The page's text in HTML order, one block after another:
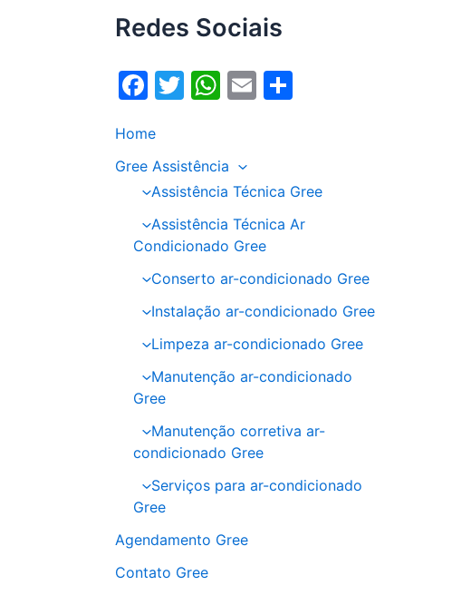
Redes Sociais
F
c
e
b
o
o
k
T
er
W
s
A
p
p
E
Home
Gree Assistência
Assistência Técnica Gree
Assistência Técnica Ar
Condicionado Gree
Conserto ar-condicionado Gree
Instalação ar-condicionado Gree
Limpeza ar-condicionado Gree
Manutenção ar-condicionado
Gree
Manutenção corretiva ar-
condicionado Gree
Serviços para ar-condicionado
Gree
Agendamento Gree
Contato Gree